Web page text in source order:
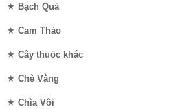
★ Bạch Quả
★ Cam Thảo
★ Cây thuốc khác
★ Chè Vằng
★ Chìa Vôi